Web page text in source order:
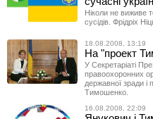
Ніколи не виживе
сусідів. Фрідріх
18.08.2008, 13:19
На "проект
У Секретаріаті
правоохоронних
державної зради і
Тимошенко.
16.08.2008, 22:09